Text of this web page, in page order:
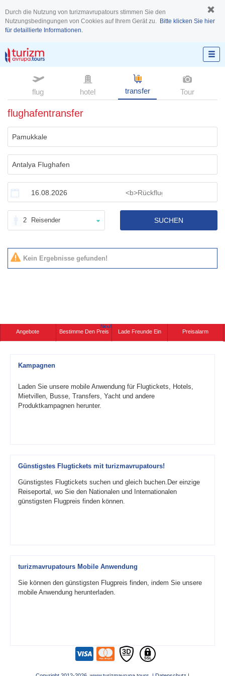
Durch die Nutzung von turizmavrupatours stimmen Sie den
Nutzungsbedingungen von Cookies auf Ihrem Gerät zu. Bitte klicken Sie hier
für detaillierte Informationen.
flug hotel transfer Tour
flughafentransfer
2 Reisender SUCHEN
Kein Ergebnisse gefunden!
Angebote Bestimme Den Preis
Neu!
Lade Freunde Ein Preisalarm
Kampagnen
Laden Sie unsere mobile Anwendung für Flugtickets, Hotels,
Mietvillen, Busse, Transfers, Yacht und andere
Produktkampagnen herunter.
Günstigstes Flugtickets mit turizmavrupatours!
Günstigstes Flugtickets suchen und gleich buchen.Der einzige
Reiseportal, wo Sie den Nationalen und Internationalen
günstigsten Flugpreis finden können.
turizmavrupatours Mobile Anwendung
Sie können den günstigsten Flugpreis finden, indem Sie unsere
mobile Anwendung herunterladen.